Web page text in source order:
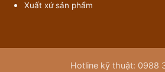
Xuất xứ sản phẩm
Hotline kỹ thuật: 0988